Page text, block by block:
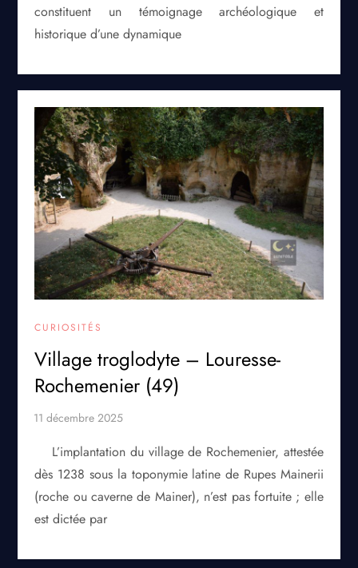
constituent un témoignage archéologique et
historique d’une dynamique
CURIOSITÉS
Village troglodyte – Louresse-
Rochemenier (49)
L’implantation du village de Rochemenier, attestée
dès 1238 sous la toponymie latine de Rupes Mainerii
(roche ou caverne de Mainer), n’est pas fortuite ; elle
est dictée par